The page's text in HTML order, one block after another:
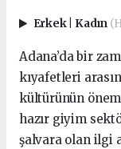
Erkek Kadın
Adana’da bir
kıyafetleri
kültürünün
hazır giyim
şalvara olan ilgi